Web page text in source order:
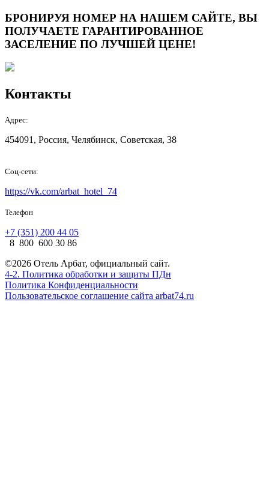
БРОНИРУЯ НОМЕР НА НАШЕМ САЙТЕ, ВЫ
ПОЛУЧАЕТЕ ГАРАНТИРОВАННОЕ
ЗАСЕЛЕНИЕ ПО ЛУЧШЕЙ ЦЕНЕ!
Контакты
Адрес:
454091, Россия, Челябинск, Советская, 38
Соц-сети:
https://vk.com/arbat_hotel_74
Телефон
+7 (351) 200 44 05
8 800 600 30 86
©2026 Отель Арбат, официальный сайт.
4-2. Политика обработки и защиты ПДн
Политика Конфиденциальности
Пользовательское соглашение сайта arbat74.ru